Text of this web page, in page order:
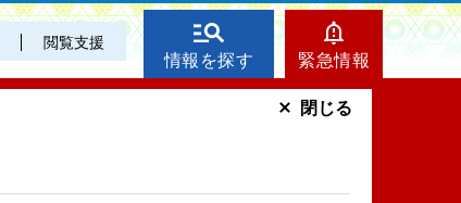
閲覧支援
情報を探す 緊急情報
閉じる